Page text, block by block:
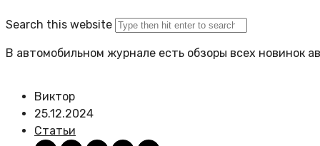
Search this website
В автомобильном журнале есть обзоры всех новинок
Виктор
25.12.2024
Статьи